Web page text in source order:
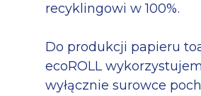
recyklingowi w 100%.
Do produkcji papieru
ecoROLL
wyłącznie surowce